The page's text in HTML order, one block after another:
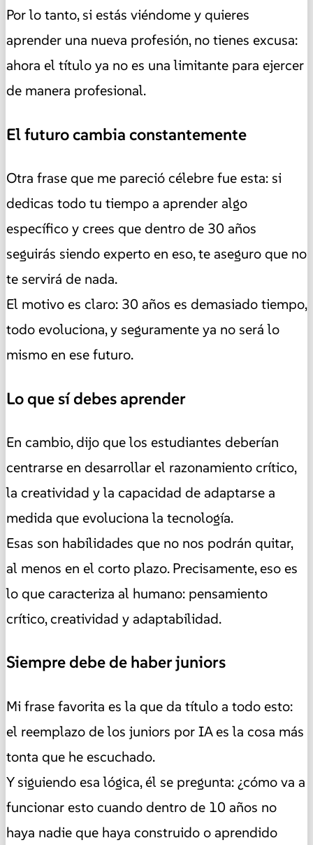
Por lo tanto, si estás viéndome y quieres
aprender una nueva profesión, no tienes excusa:
ahora el título ya no es una limitante para ejercer
de manera profesional.
El futuro cambia constantemente
Otra frase que me pareció célebre fue esta: si
dedicas todo tu tiempo a aprender algo
específico y crees que dentro de 30 años
seguirás siendo experto en eso, te aseguro que no
te servirá de nada.
El motivo es claro: 30 años es demasiado tiempo,
todo evoluciona, y seguramente ya no será lo
mismo en ese futuro.
Lo que sí debes aprender
En cambio, dijo que los estudiantes deberían
centrarse en desarrollar el razonamiento crítico,
la creatividad y la capacidad de adaptarse a
medida que evoluciona la tecnología.
Esas son habilidades que no nos podrán quitar,
al menos en el corto plazo. Precisamente, eso es
lo que caracteriza al humano: pensamiento
crítico, creatividad y adaptabilidad.
Siempre debe de haber juniors
Mi frase favorita es la que da título a todo esto:
el reemplazo de los juniors por IA es la cosa más
tonta que he escuchado.
Y siguiendo esa lógica, él se pregunta: ¿cómo va a
funcionar esto cuando dentro de 10 años no
haya nadie que haya construido o aprendido